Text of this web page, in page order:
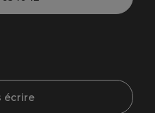
écrire